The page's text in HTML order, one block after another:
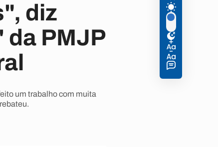
diz
da PMJP
um trabalho com muita